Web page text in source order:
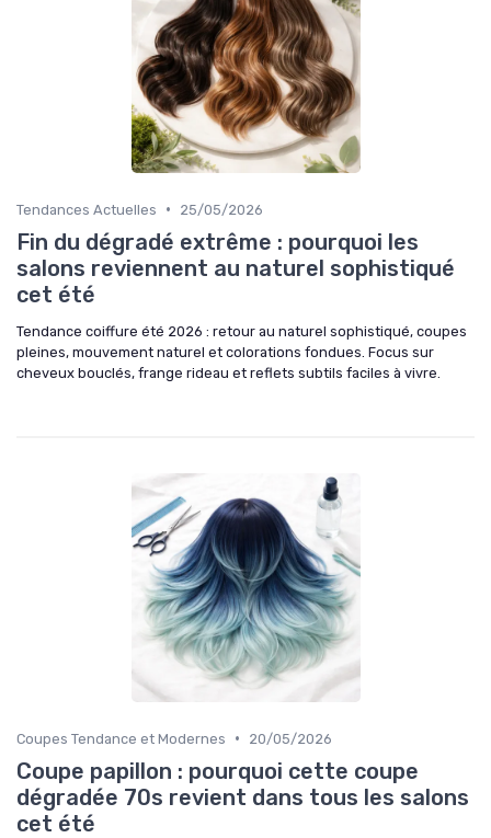
Tendances Actuelles • 25/05/2026
Fin du dégradé extrême : pourquoi les
salons reviennent au naturel sophistiqué
cet été
Tendance coiffure été 2026 : retour au naturel sophistiqué, coupes
pleines, mouvement naturel et colorations fondues. Focus sur
cheveux bouclés, frange rideau et reflets subtils faciles à vivre.
Coupes Tendance et Modernes • 20/05/2026
Coupe papillon : pourquoi cette coupe
dégradée 70s revient dans tous les salons
cet été